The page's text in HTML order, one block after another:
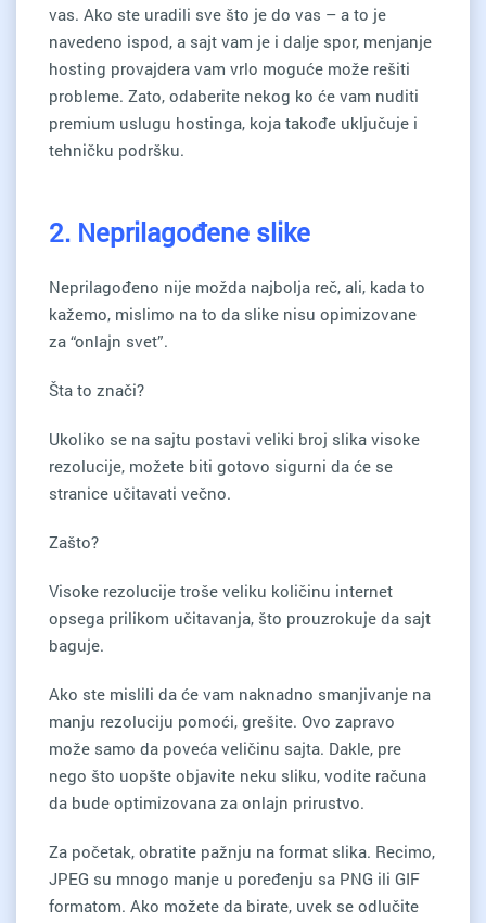
vas. Ako ste uradili sve što je do vas – a to je
navedeno ispod, a sajt vam je i dalje spor, menjanje
hosting provajdera vam vrlo moguće može rešiti
probleme. Zato, odaberite nekog ko će vam nuditi
premium uslugu hostinga, koja takođe uključuje i
tehničku podršku.
2. Neprilagođene slike
Neprilagođeno nije možda najbolja reč, ali, kada to
kažemo, mislimo na to da slike nisu opimizovane
za “onlajn svet”.
Šta to znači?
Ukoliko se na sajtu postavi veliki broj slika visoke
rezolucije, možete biti gotovo sigurni da će se
stranice učitavati večno.
Zašto?
Visoke rezolucije troše veliku količinu internet
opsega prilikom učitavanja, što prouzrokuje da sajt
baguje.
Ako ste mislili da će vam naknadno smanjivanje na
manju rezoluciju pomoći, grešite. Ovo zapravo
može samo da poveća veličinu sajta. Dakle, pre
nego što uopšte objavite neku sliku, vodite računa
da bude optimizovana za onlajn prirustvo.
Za početak, obratite pažnju na format slika. Recimo,
JPEG su mnogo manje u poređenju sa PNG ili GIF
formatom. Ako možete da birate, uvek se odlučite